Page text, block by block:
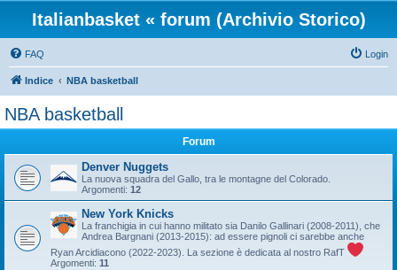
Italianbasket « forum (Archivio Storico)
FAQ Login
Indice NBA basketball
NBA basketball
Forum
Denver Nuggets
La nuova squadra del Gallo, tra le montagne del Colorado.
Argomenti: 12
New York Knicks
La franchigia in cui hanno militato sia Danilo Gallinari (2008-2011), che
Andrea Bargnani (2013-2015): ad essere pignoli ci sarebbe anche
Ryan Arcidiacono (2022-2023). La sezione è dedicata al nostro RafT
Argomenti: 11